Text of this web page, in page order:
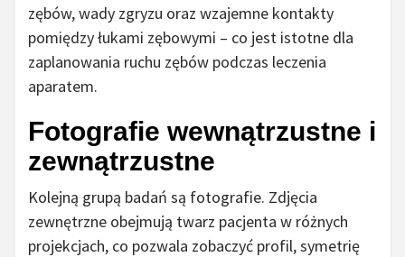
zębów, wady zgryzu oraz wzajemne kontakty
pomiędzy łukami zębowymi – co jest istotne dla
zaplanowania ruchu zębów podczas leczenia
aparatem.
Fotografie wewnątrzustne i
zewnątrzustne
Kolejną grupą badań są fotografie. Zdjęcia
zewnętrzne obejmują twarz pacjenta w różnych
projekcjach, co pozwala zobaczyć profil, symetrię